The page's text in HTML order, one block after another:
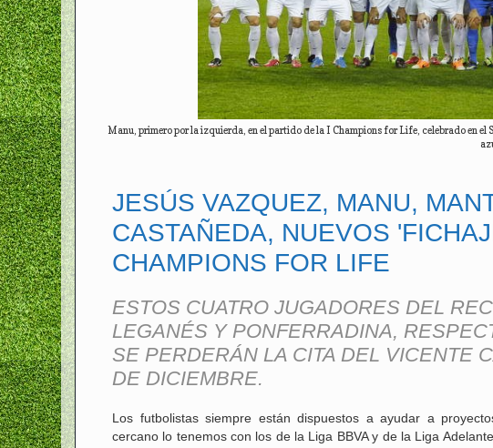
Manu, primero por la izquierda, en el partido de la I Champions for Life, celebrado en
JESÚS VAZQUEZ, MANU,
CASTAÑEDA, NUEVOS
CHAMPIONS FOR LIFE
ESTOS CUATRO JUGADORES DEL
LEGANÉS Y PONFERRADINA,
SE PERDERÁN LA CITA DEL VICENTE
DE DICIEMBRE.
Los futbolistas siempre están dispuestos a ayudar a
cercano lo tenemos con los de la Liga BBVA y de la Liga